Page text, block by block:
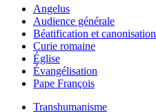
Angelus
Audience générale
Béatification et canonisation
Curie romaine
Église
Évangélisation
Pape François
Transhumanisme